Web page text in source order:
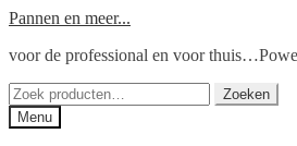
Ga
naar
Ga
de
Pannen en meer...
voor de professional en voor
Zoeken
naar:
Zoeken
Menu